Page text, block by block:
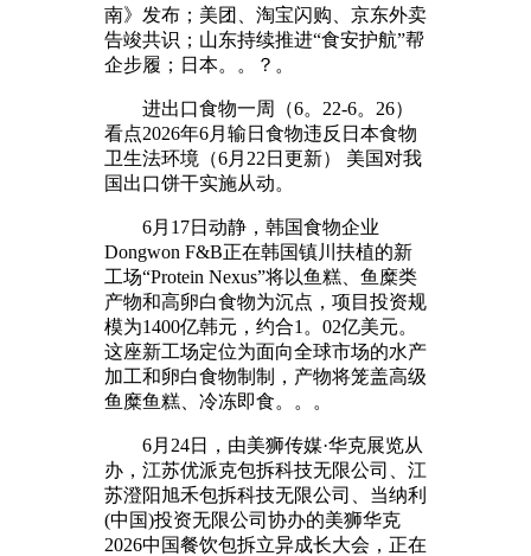
南》发布；美团、淘宝闪购、京东外卖
告竣共识；山东持续推进“食安护航”帮
企步履；日本。。？。
进出口食物一周（6。22-6。26）
看点2026年6月输日食物违反日本食物
卫生法环境（6月22日更新） 美国对我
国出口饼干实施从动。
6月17日动静，韩国食物企业
Dongwon F&B正在韩国镇川扶植的新
工场“Protein Nexus”将以鱼糕、鱼糜类
产物和高卵白食物为沉点，项目投资规
模为1400亿韩元，约合1。02亿美元。
这座新工场定位为面向全球市场的水产
加工和卵白食物制制，产物将笼盖高级
鱼糜鱼糕、冷冻即食。。。
6月24日，由美狮传媒·华克展览从
办，江苏优派克包拆科技无限公司、江
苏澄阳旭禾包拆科技无限公司、当纳利
(中国)投资无限公司协办的美狮华克
2026中国餐饮包拆立异成长大会，正在